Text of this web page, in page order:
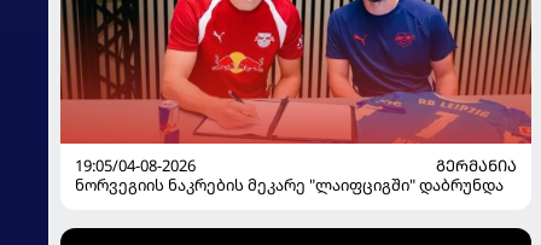
19:05/04-08-2026
ᲒᲔᲠᲛᲐᲜᲘᲐ
ნორვეგიის ნაკრების მეკარე "ლაიფციგში" დაბრუნდა